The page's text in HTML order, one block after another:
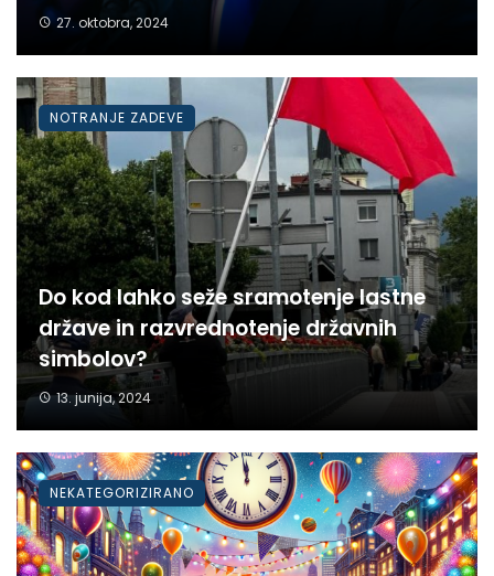
27. oktobra, 2024
Do kod lahko seže sramotenje lastne
države in razvrednotenje državnih
simbolov?
13. junija, 2024
NOTRANJE ZADEVE
NEKATEGORIZIRANO